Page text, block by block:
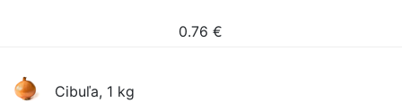
0.76 €
Cibuľa, 1 kg